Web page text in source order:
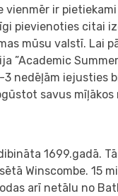
vienmēr ir
pievienoties citai
mūsu valstī. Lai
”Academic
nedēļām iejusties
savus
1699.gadā.
Winscombe. 15
arī netālu no